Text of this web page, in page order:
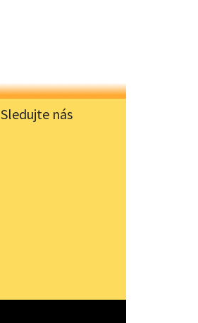
Sledujte nás